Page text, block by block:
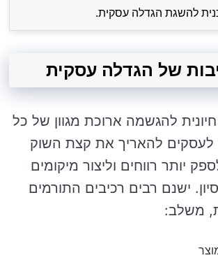
להשגת הגדלה עסקית.
להגשמה ארוכת מגוון של כל
לעסקים להאריך את קצת השוק
יותר רווחים וליצור מיקומים
ישנם רבים רכיבים התורמים
משלב: